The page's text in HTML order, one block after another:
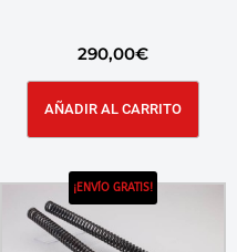
290,00€
AÑADIR AL CARRITO
¡ENVÍO GRATIS!